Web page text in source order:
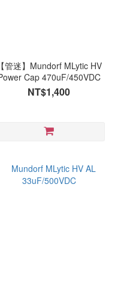
【管迷】Mundorf MLytic HV
Cap 470uF/450VDC
NT$1,400